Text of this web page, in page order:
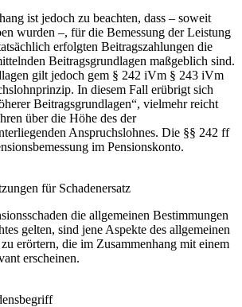
ist jedoch zu beachten, dass – soweit
wurden –, für die Bemessung der Leistung
erfolgten Beitragszahlungen die
Beitragsgrundlagen maßgeblich sind.
gilt jedoch gem § 242 iVm § 243 iVm
In diesem Fall erübrigt sich
Beitragsgrundlagen“, vielmehr reicht
über die Höhe des der
Anspruchslohnes. Die §§ 242 ff
im Pensionskonto.
für Schadenersatz
die allgemeinen Bestimmungen
gelten, sind jene Aspekte des allgemeinen
zu erörtern, die im Zusammenhang mit einem
erscheinen.